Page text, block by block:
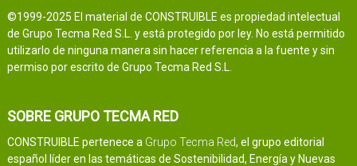
©1999-2025 El material de CONSTRUIBLE es propiedad intelectual
de Grupo Tecma Red S.L. y está protegido por ley. No está permitido
utilizarlo de ninguna manera sin hacer referencia a la fuente y sin
permiso por escrito de Grupo Tecma Red S.L.
SOBRE GRUPO TECMA RED
CONSTRUIBLE pertenece a Grupo Tecma Red, el grupo editorial
español líder en las temáticas de Sostenibilidad, Energía y Nuevas